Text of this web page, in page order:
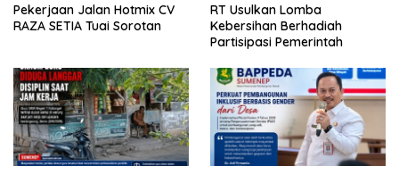
Pekerjaan Jalan Hotmix CV
RAZA SETIA Tuai Sorotan
RT Usulkan Lomba
Kebersihan Berhadiah
Partisipasi Pemerintah